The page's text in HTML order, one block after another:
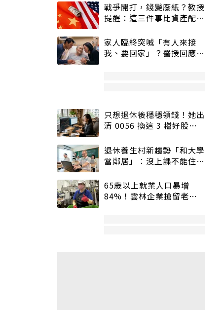
戰爭開打，錢變廢紙？教授
提醒：這三件事比資產配置
家人臨終突喊「有人來接
我、要回家」？醫授回應方
只想退休後穩穩領錢！她出
清 0056 換這 3 檔好股：
退休養生村新趨勢「和大學
當鄰居」：沒上課不能住、
65歲以上就業人口暴增
84%！雲林企業搶留老員